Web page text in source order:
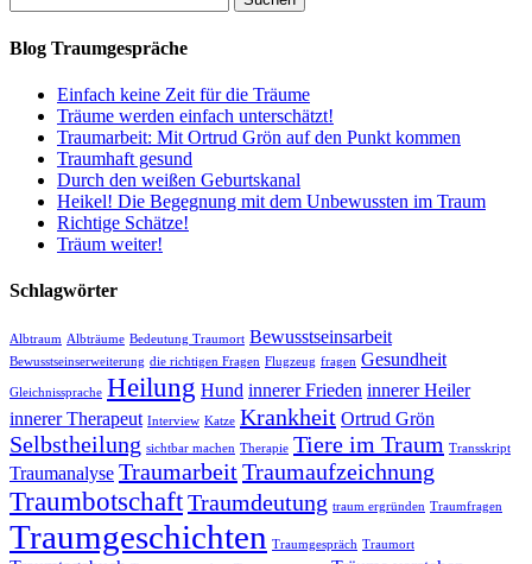
nach:
Blog Traumgespräche
Einfach keine Zeit für die Träume
Träume werden einfach unterschätzt!
Traumarbeit: Mit Ortrud Grön auf den Punkt kommen
Traumhaft gesund
Durch den weißen Geburtskanal
Heikel! Die Begegnung mit dem Unbewussten im Traum
Richtige Schätze!
Träum weiter!
Schlagwörter
Albtraum Albträume Bedeutung Traumort Bewusstseinsarbeit
Bewusstseinserweiterung die richtigen Fragen Flugzeug fragen Gesundheit
Gleichnissprache Heilung Hund innerer Frieden innerer Heiler
innerer Therapeut Interview Katze Krankheit Ortrud Grön
Selbstheilung sichtbar machen Therapie Tiere im Traum Transskript
Traumanalyse TraumarbeitTraumaufzeichnung
TraumbotschaftTraumdeutung traum ergründen Traumfragen
Traumgeschichten Traumgespräch Traumort